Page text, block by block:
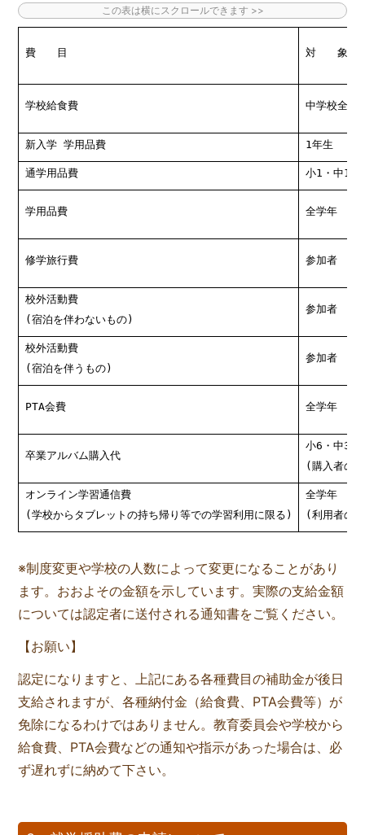
費 目 対 象
学校給食費 中学校全学
新入学 学用品費 1年生
通学用品費 小1 ・ 中1以
学用品費 全学年
修学旅行費 参加者
校外活動費
( 宿泊を伴わないもの)
参加者
校外活動費
( 宿泊を伴うもの)
参加者
PTA会費 全学年
卒業アルバム購入代
小6・中3
( 購入者のみ
オンライン学習通信費
( 学校からタブレットの持ち帰り等での学習利用に限る )
全学年
( 利用者のみ
※制度変更や学校の人数によって変更になることがあり
ます。おおよその金額を示しています。実際の支給金額
については認定者に送付される通知書をご覧ください。
【お願い】
認定になりますと、上記にある各種費目の補助金が後日
支給されますが、各種納付金（給食費、PTA会費等）が
免除になるわけではありません。教育委員会や学校から
給食費、PTA会費などの通知や指示があった場合は、必
ず遅れずに納めて下さい。